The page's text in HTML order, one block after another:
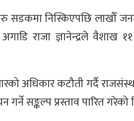
सडकमा निस्किएपछि लाखौँ
राजा ज्ञानेन्द्रले वैशाख
अधिकार कटौती गर्दै
गर्ने सङ्कल्प प्रस्ताव पारित गरेको